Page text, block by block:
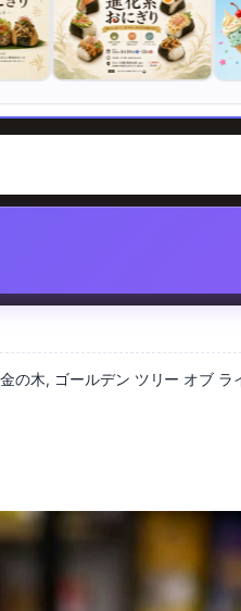
の木, ゴールデン ツリー オブ